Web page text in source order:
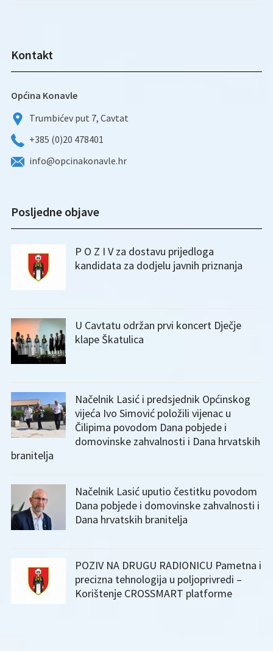
Kontakt
Općina Konavle
Trumbićev put 7, Cavtat
+385 (0)20 478401
info@opcinakonavle.hr
Posljedne objave
P O Z I V za dostavu prijedloga
kandidata za dodjelu javnih priznanja
U Cavtatu održan prvi koncert Dječje
klape Škatulica
Načelnik Lasić i predsjednik Općinskog
vijeća Ivo Simović položili vijenac u
Čilipima povodom Dana pobjede i
domovinske zahvalnosti i Dana hrvatskih
branitelja
Načelnik Lasić uputio čestitku povodom
Dana pobjede i domovinske zahvalnosti i
Dana hrvatskih branitelja
POZIV NA DRUGU RADIONICU Pametna i
precizna tehnologija u poljoprivredi –
Korištenje CROSSMART platforme